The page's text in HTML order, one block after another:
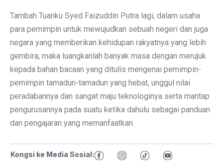
Tambah Tuanku Syed Faizuddin Putra lagi, dalam usaha
para pemimpin untuk mewujudkan sebuah negeri dan juga
negara yang memberikan kehidupan rakyatnya yang lebih
gembira, maka luangkanlah banyak masa dengan merujuk
kepada bahan bacaan yang ditulis mengenai pemimpin-
pemimpin tamadun-tamadun yang hebat, unggul nilai
peradabannya dan sangat maju teknologinya serta mantap
pengurusannya pada suatu ketika dahulu sebagai panduan
dan pengajaran yang memanfaatkan.
Kongsi ke Media Sosial: